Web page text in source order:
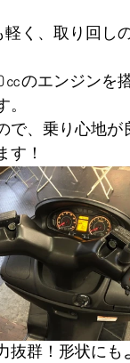
く、取り回し
のエンジンを
で、乗り心地
す！
抜群！形状に